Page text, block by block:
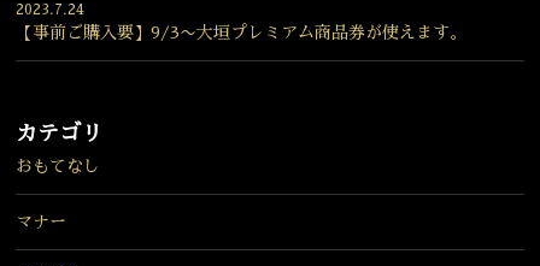
2023.7.24
【事前ご購入要】9/3〜大垣プレミアム商品券が使えます。
カテゴリ
おもてなし
マナー